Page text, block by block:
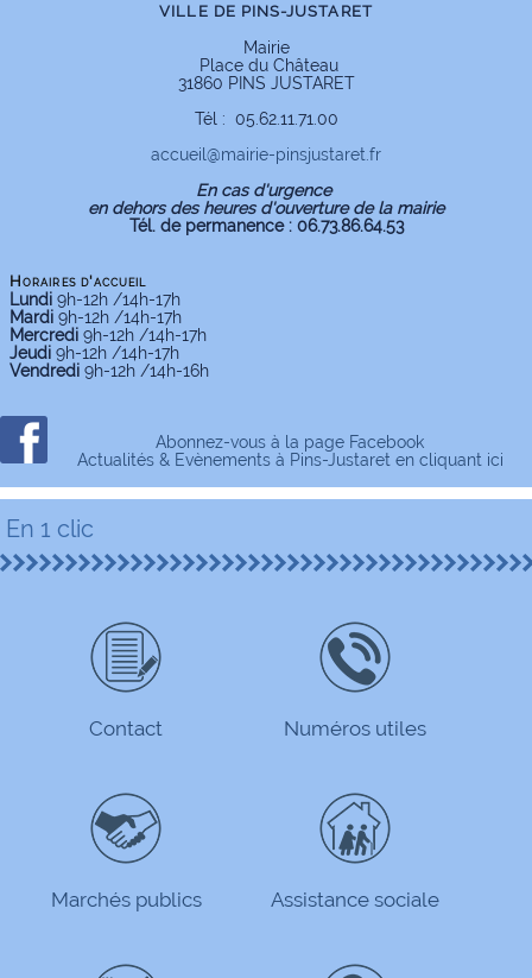
VILLE DE PINS-JUSTARET
Mairie
Place du Château
31860 PINS JUSTARET
Tél : 05.62.11.71.00
accueil @mairie-pinsjustaret.fr
En cas d'urgence
en dehors des heures d'ouverture de la mairie
Tél. de permanence : 06.73.86.64.53
Horaires d'accueil
Lundi 9h-12h /14h-17h
Mardi 9h-12h /14h-17h
Mercredi 9h-12h /14h-17h
Jeudi 9h-12h /14h-17h
Vendredi 9h-12h /14h-16h
Abonnez-vous à la page Facebook
Actualités & Evènements à Pins-Justaret en cliquant ici
En 1 clic
Contact Numéros utiles
Marchés publics Assistance sociale